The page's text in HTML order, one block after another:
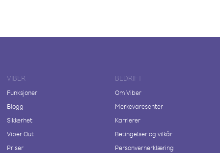
VIBER
Funksjoner
Blogg
Sikkerhet
Viber Out
Priser
BEDRIFT
Om Viber
Merkevaresenter
Karrierer
Betingelser og vilkår
Personvernerklæring